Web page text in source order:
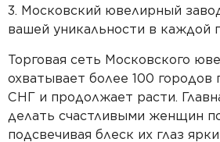
3. Московский ювелирный
вашей уникальности в каждой
Торговая сеть Московского
охватывает более 100 городов
СНГ и продолжает расти.
делать счастливыми женщин
подсвечивая блеск их глаз